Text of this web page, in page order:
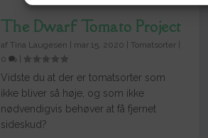
The Dwarf Tomato Project
af Tina Laugesen mar 15, 2020 Tomatsorter|
0
Vidste du at der er tomatsorter som
ikke bliver så høje, og som ikke
nødvendigvis behøver at få fjernet
sideskud?